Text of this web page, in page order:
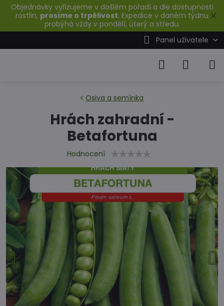
✕
Objednávky vyřizujeme v došlém pořadí a dle dostupnosti
rostlin, prosíme o trpělivost. Expedice v daném týdnu
probýhá vždy v pondělí, úterý a středu.
Panel uživatele
Osiva a semínka
Hrách zahradní -
Betafortuna
Hodnocení